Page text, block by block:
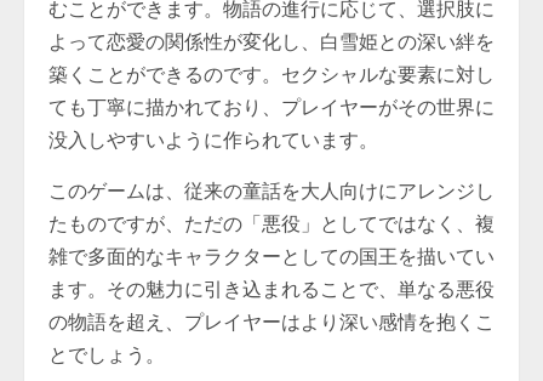
むことができます。物語の進行に応じて、選択肢に
よって恋愛の関係性が変化し、白雪姫との深い絆を
築くことができるのです。セクシャルな要素に対し
ても丁寧に描かれており、プレイヤーがその世界に
没入しやすいように作られています。
このゲームは、従来の童話を大人向けにアレンジし
たものですが、ただの「悪役」としてではなく、複
雑で多面的なキャラクターとしての国王を描いてい
ます。その魅力に引き込まれることで、単なる悪役
の物語を超え、プレイヤーはより深い感情を抱くこ
とでしょう。